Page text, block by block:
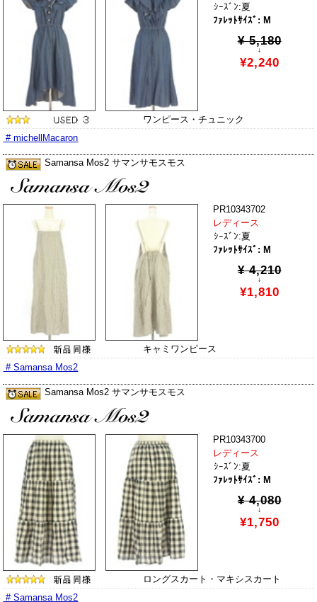
ｼｰｽﾞﾝ:夏
ﾌｧﾚｯﾄｻｲｽﾞ: M
¥ 5,180
↓
¥2,240
ワンピース・チュニック
# michellMacaron
Samansa Mos2 サマンサモスモス
PR10343702
レディース
ｼｰｽﾞﾝ:夏
ﾌｧﾚｯﾄｻｲｽﾞ: M
¥ 4,210
↓
¥1,810
キャミワンピース
# Samansa Mos2
Samansa Mos2 サマンサモスモス
PR10343700
レディース
ｼｰｽﾞﾝ:夏
ﾌｧﾚｯﾄｻｲｽﾞ: M
¥ 4,080
↓
¥1,750
ロングスカート・マキシスカート
# Samansa Mos2